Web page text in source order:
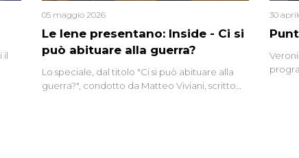
il
Le Iene presentano: Inside - Ci si
può abituare alla guerra?
05 maggio 2026
Lo speciale, dal titolo "Ci si può abituare alla
guerra?", condotto da Matteo Viviani, scritto
30